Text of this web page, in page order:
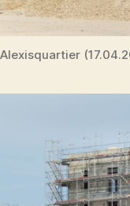
Alexisquartier